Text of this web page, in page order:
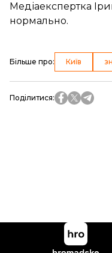
Медіаекспертка
нормально.
Більше про: Київ
Поділитися: